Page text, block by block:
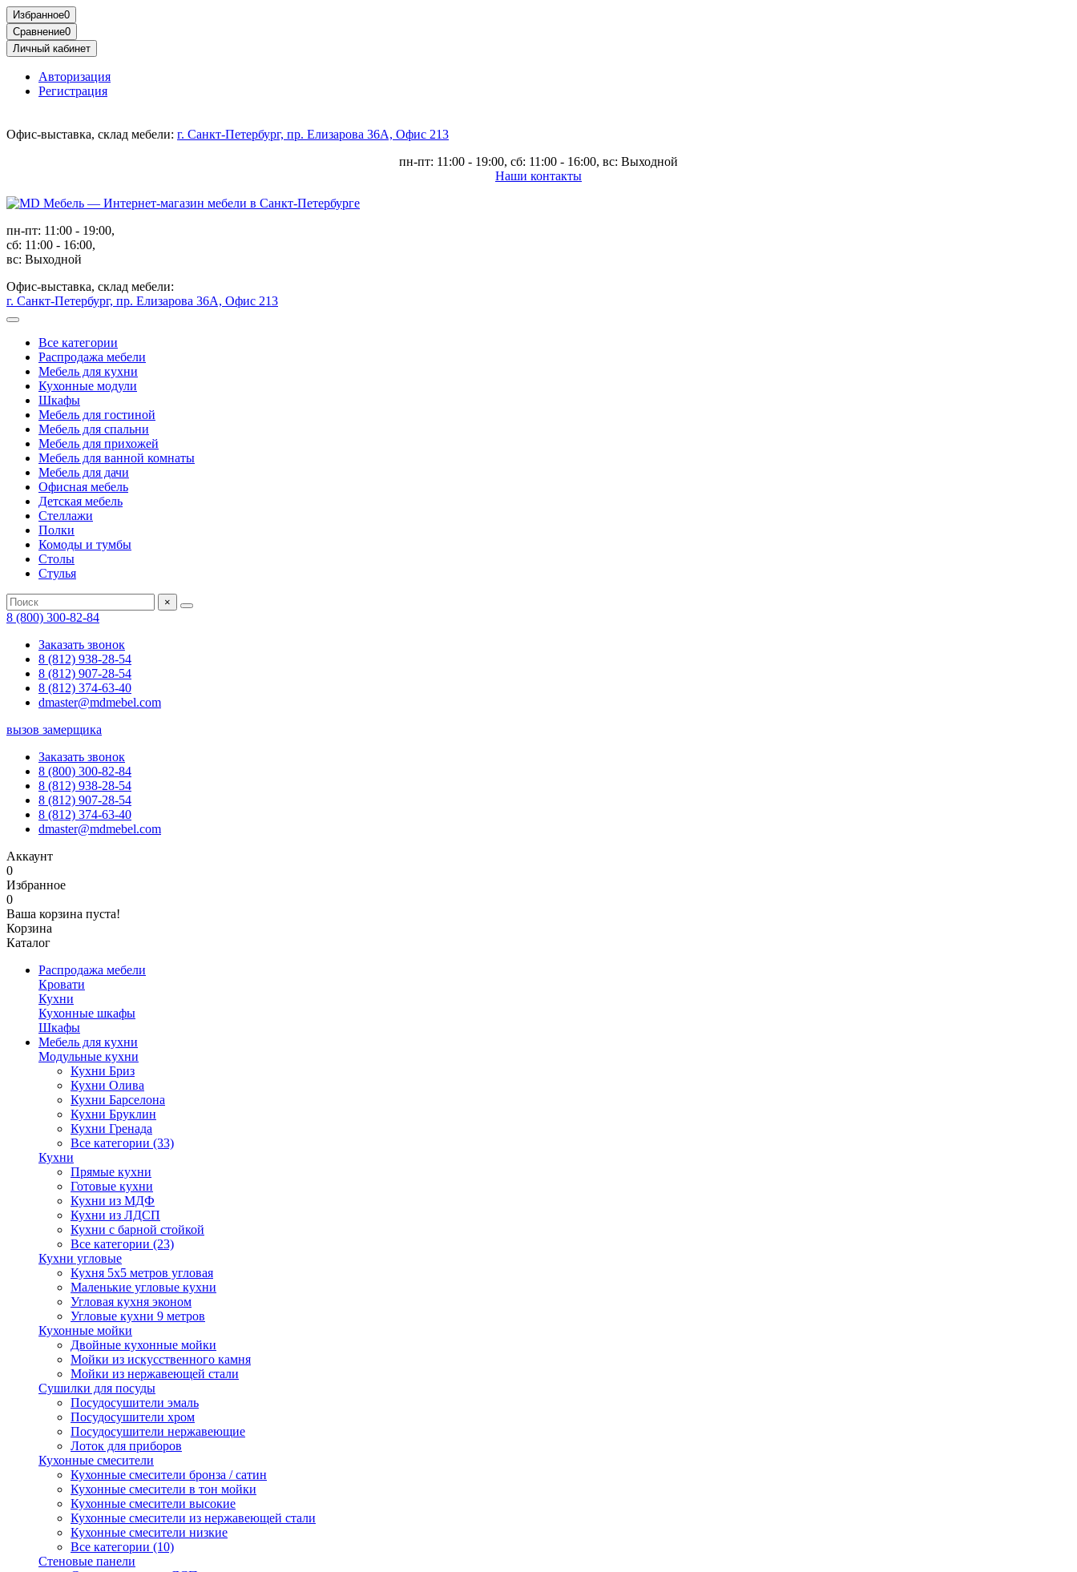
Избранное0
Сравнение0
Личный кабинет
Авторизация
Регистрация
Офис-выставка, склад мебели: г. Санкт-Петербург, пр. Елизарова 36А, Офис 213
пн-пт: 11:00 - 19:00, сб: 11:00 - 16:00, вс: Выходной
Наши контакты
пн-пт: 11:00 - 19:00,
сб: 11:00 - 16:00,
вс: Выходной
Офис-выставка, склад мебели:
г. Санкт-Петербург, пр. Елизарова 36А, Офис 213
Все категории
Распродажа мебели
Мебель для кухни
Кухонные модули
Шкафы
Мебель для гостиной
Мебель для спальни
Мебель для прихожей
Мебель для ванной комнаты
Мебель для дачи
Офисная мебель
Детская мебель
Стеллажи
Полки
Комоды и тумбы
Столы
Стулья
×
8 (800) 300-82-84
Заказать звонок
8 (812) 938-28-54
8 (812) 907-28-54
8 (812) 374-63-40
dmaster@mdmebel.com
вызов замерщика
Заказать звонок
8 (800) 300-82-84
8 (812) 938-28-54
8 (812) 907-28-54
8 (812) 374-63-40
dmaster@mdmebel.com
Аккаунт
0
Избранное
0
Ваша корзина пуста!
Корзина
Каталог
Распродажа мебели
Кровати
Кухни
Кухонные шкафы
Шкафы
Мебель для кухни
Модульные кухни
Кухни Бриз
Кухни Олива
Кухни Барселона
Кухни Бруклин
Кухни Гренада
Все категории (33)
Кухни
Прямые кухни
Готовые кухни
Кухни из МДФ
Кухни из ЛДСП
Кухни с барной стойкой
Все категории (23)
Кухни угловые
Кухня 5х5 метров угловая
Маленькие угловые кухни
Угловая кухня эконом
Угловые кухни 9 метров
Кухонные мойки
Двойные кухонные мойки
Мойки из искусственного камня
Мойки из нержавеющей стали
Сушилки для посуды
Посудосушители эмаль
Посудосушители хром
Посудосушители нержавеющие
Лоток для приборов
Кухонные смесители
Кухонные смесители бронза / сатин
Кухонные смесители в тон мойки
Кухонные смесители высокие
Кухонные смесители из нержавеющей стали
Кухонные смесители низкие
Все категории (10)
Стеновые панели